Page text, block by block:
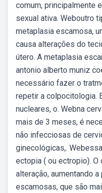
comum, principalmente
sexual ativa. Weboutro
metaplasia escamosa,
causa alterações do
útero. A metaplasia
antonio alberto muniz
necessário fazer o
repetir a colpocitologia.
nucleares, o. Webna
mais de 3 meses, é
não infecciosas de
ginecológicas,.
ectopia ( ou ectropio).
alteração, aumentando
escamosas, que são